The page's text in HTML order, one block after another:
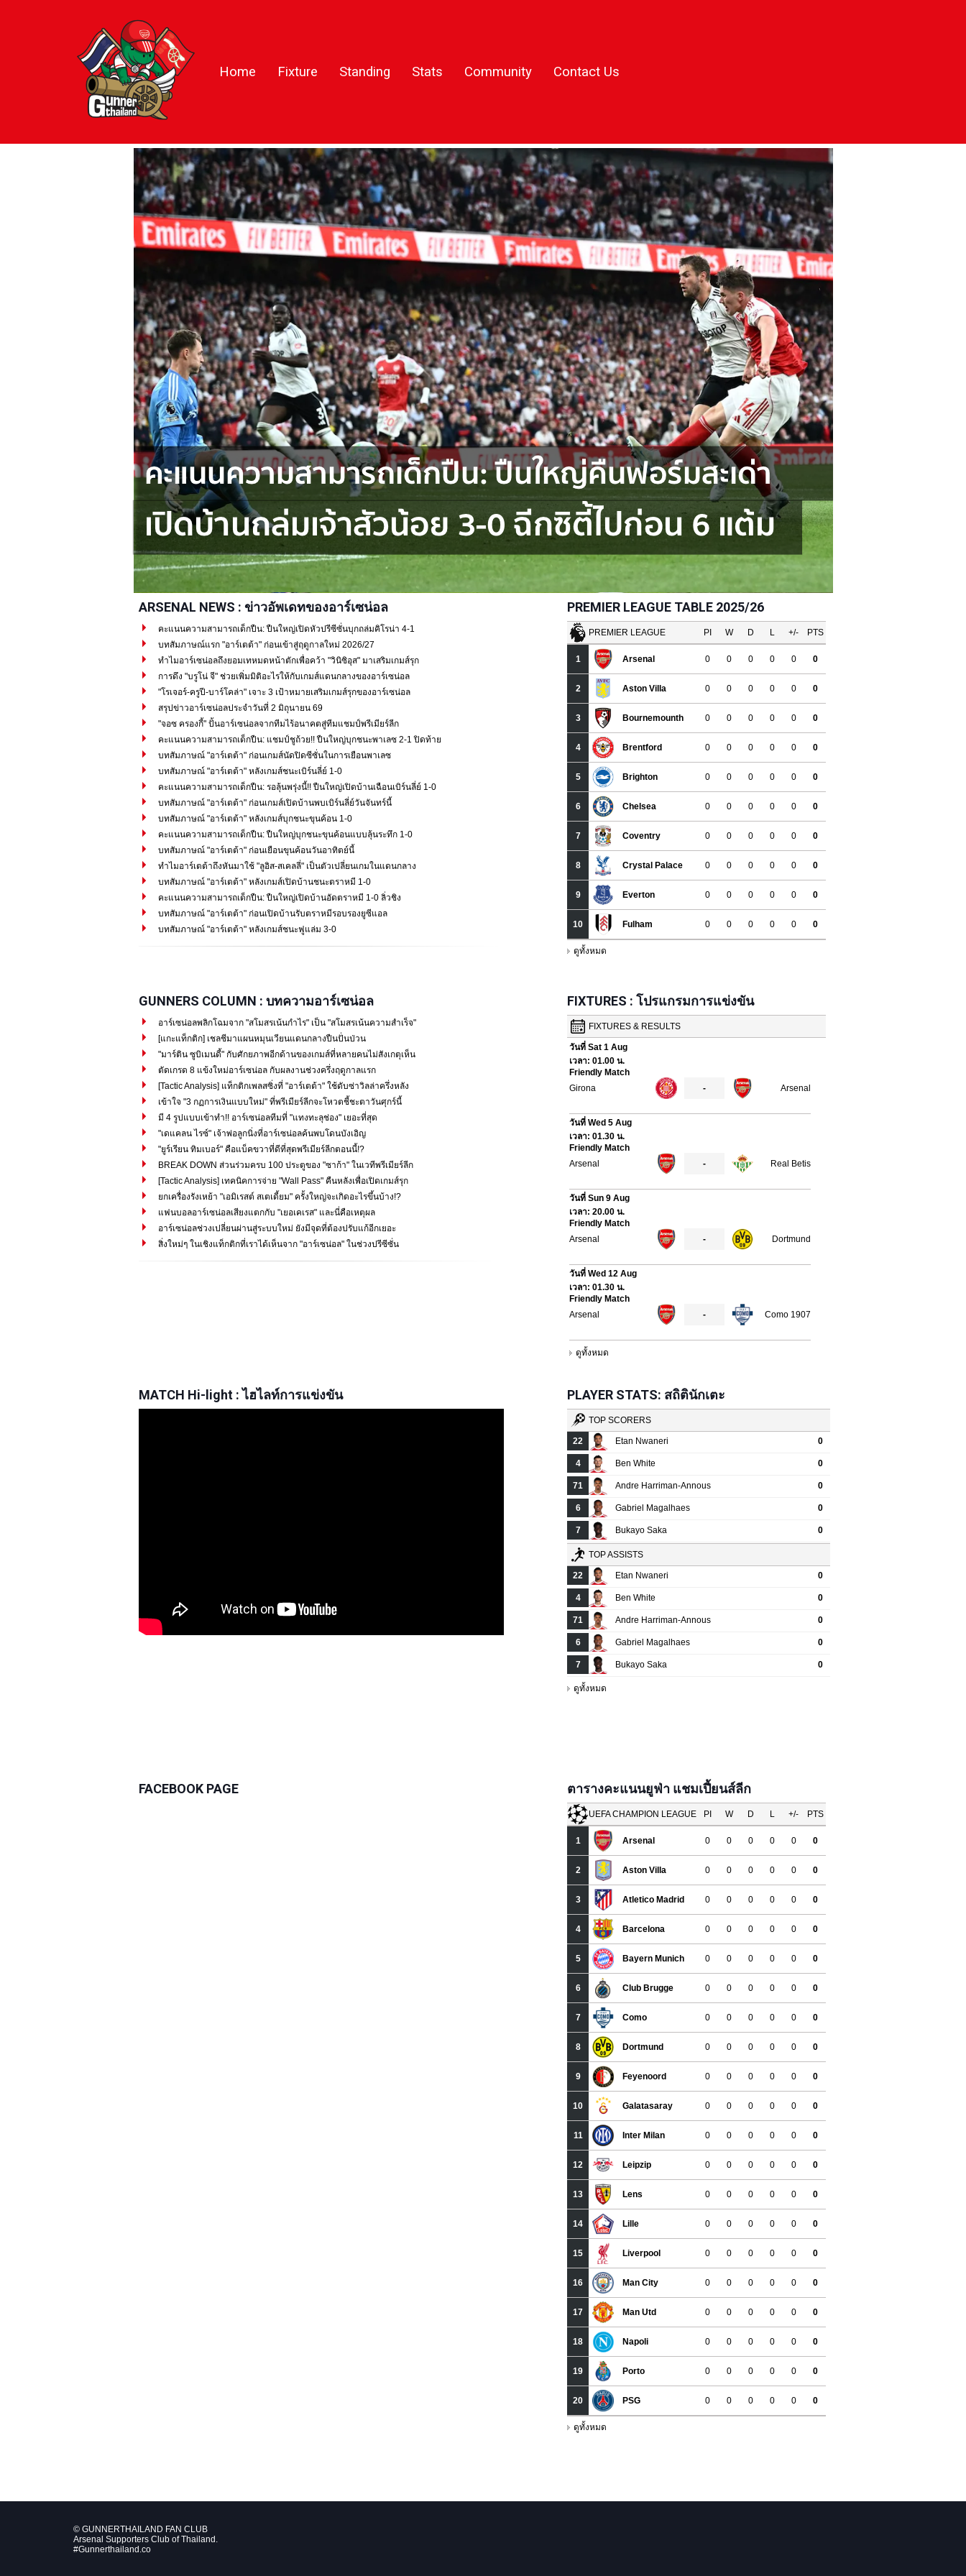
Home Fixture Standing Stats Community Contact Us
ARSENAL NEWS : ข่าวอัพเดทของอาร์เซน่อล
คะแนนความสามารถเด็กปืน: ปืนใหญ่เปิดหัวปรีซีซั่นบุกถล่มคิโรน่า 4-1
บทสัมภาษณ์แรก "อาร์เตต้า" ก่อนเข้าสู่ฤดูกาลใหม่ 2026/27
ทำไมอาร์เซน่อลถึงยอมเทหมดหน้าตักเพื่อคว้า "วินิซิอุส" มาเสริมเกมส์รุก
การดึง "บรูโน่ จี" ช่วยเพิ่มมิติอะไรให้กับเกมส์แดนกลางของอาร์เซน่อล
"โรเจอร์-ครูปี-บาร์โคล่า" เจาะ 3 เป้าหมายเสริมเกมส์รุกของอาร์เซน่อล
สรุปข่าวอาร์เซน่อลประจำวันที่ 2 มิถุนายน 69
"จอซ ครองกี้" ปั้นอาร์เซน่อลจากทีมไร้อนาคตสู่ทีมแชมป์พรีเมียร์ลีก
คะแนนความสามารถเด็กปืน: แชมป์ชูถ้วย!! ปืนใหญ่บุกชนะพาเลซ 2-1 ปิดท้าย
บทสัมภาษณ์ "อาร์เตต้า" ก่อนเกมส์นัดปิดซีซั่นในการเยือนพาเลซ
บทสัมภาษณ์ "อาร์เตต้า" หลังเกมส์ชนะเบิร์นลี่ย์ 1-0
คะแนนความสามารถเด็กปืน: รอลุ้นพรุ่งนี้!! ปืนใหญ่เปิดบ้านเฉือนเบิร์นลี่ย์ 1-0
บทสัมภาษณ์ "อาร์เตต้า" ก่อนเกมส์เปิดบ้านพบเบิร์นลี่ย์วันจันทร์นี้
บทสัมภาษณ์ "อาร์เตต้า" หลังเกมส์บุกชนะขุนค้อน 1-0
คะแนนความสามารถเด็กปืน: ปืนใหญ่บุกชนะขุนค้อนแบบลุ้นระทึก 1-0
บทสัมภาษณ์ "อาร์เตต้า" ก่อนเยือนขุนค้อนวันอาทิตย์นี้
ทำไมอาร์เตต้าถึงหันมาใช้ "ลูอิส-สเคลลี่" เป็นตัวเปลี่ยนเกมในแดนกลาง
บทสัมภาษณ์ "อาร์เตต้า" หลังเกมส์เปิดบ้านชนะตราหมี 1-0
คะแนนความสามารถเด็กปืน: ปืนใหญ่เปิดบ้านอัดตราหมี 1-0 ลิ่วชิง
บทสัมภาษณ์ "อาร์เตต้า" ก่อนเปิดบ้านรับตราหมีรอบรองยูซีแอล
บทสัมภาษณ์ "อาร์เตต้า" หลังเกมส์ชนะฟูแล่ม 3-0
PREMIER LEAGUE TABLE 2025/26
GUNNERS COLUMN : บทความอาร์เซน่อล
อาร์เซน่อลพลิกโฉมจาก "สโมสรเน้นกำไร" เป็น "สโมสรเน้นความสำเร็จ"
[แกะแท็กติก] เชลชีมาแผนหมุนเวียนแดนกลางปืนปั่นป่วน
"มาร์ติน ซูบิเมนดี้" กับศักยภาพอีกด้านของเกมส์ที่หลายคนไม่สังเกตุเห็น
ตัดเกรด 8 แข้งใหม่อาร์เซน่อล กับผลงานช่วงครึ่งฤดูกาลแรก
[Tactic Analysis] แท็กติกเพลสซิ่งที่ "อาร์เตต้า" ใช้ดับซ่าวิลล่าครึ่งหลัง
เข้าใจ "3 กฏการเงินแบบใหม่" ที่พรีเมียร์ลีกจะโหวตชี้ชะตาวันศุกร์นี้
มี 4 รูปแบบเข้าทำ!! อาร์เซน่อลทีมที่ "แทงทะลุช่อง" เยอะที่สุด
"เดแคลน ไรซ์" เจ้าพ่อลูกนิ่งที่อาร์เซน่อลค้นพบโดนบังเอิญ
"ยูร์เรียน ทิมเบอร์" คือแบ็คขวาที่ดีที่สุดพรีเมียร์ลีกตอนนี้!?
BREAK DOWN ส่วนร่วมครบ 100 ประตูของ "ซาก้า" ในเวทีพรีเมียร์ลีก
[Tactic Analysis] เทคนิคการจ่าย "Wall Pass" คืนหลังเพื่อเปิดเกมส์รุก
ยกเครื่องรังเหย้า "เอมิเรสต์ สเตเดี้ยม" ครั้งใหญ่จะเกิดอะไรขึ้นบ้าง!?
แฟนบอลอาร์เซน่อลเสียงแตกกับ "เยอเคเรส" และนี่คือเหตุผล
อาร์เซน่อลช่วงเปลี่ยนผ่านสู่ระบบใหม่ ยังมีจุดที่ต้องปรับแก้อีกเยอะ
สิ่งใหม่ๆ ในเชิงแท็กติกที่เราได้เห็นจาก "อาร์เซน่อล" ในช่วงปรีซีซั่น
FIXTURES : โปรแกรมการแข่งขัน
MATCH Hi-light : ไฮไลท์การแข่งขัน PLAYER STATS: สถิตินักเตะ
FACEBOOK PAGE ตารางคะแนนยูฟ่า แชมเปี้ยนส์ลีก
© GUNNERTHAILAND FAN CLUB
Arsenal Supporters Club of Thailand.
#Gunnerthailand.co